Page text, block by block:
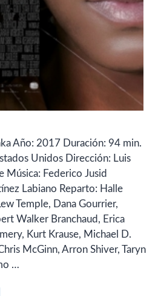
Año: 2017 Duración: 94 min.
Unidos Dirección: Luis
Música: Federico Jusid
Labiano Reparto: Halle
Temple, Dana Gourrier,
Walker Branchaud, Erica
Kurt Krause, Michael D.
McGinn, Arron Shiver, Taryn
…